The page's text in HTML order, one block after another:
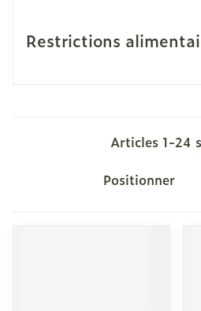
Restrictions
Articles 1-24
Trier par: